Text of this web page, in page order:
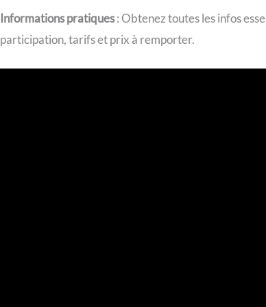
Informations pratiques: Obtenez toutes les infos
participation, tarifs et prix à remporter.